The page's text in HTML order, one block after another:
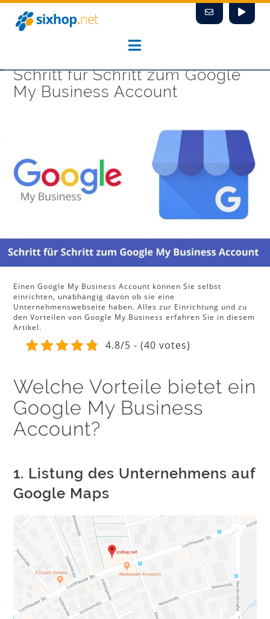
Zum
Inhalt
springen
Schritt für Schritt zum Google
My Business Account
Einen Google My Business Account können Sie selbst
einrichten, unabhängig davon ob sie eine
Unternehmenswebseite haben. Alles zur Einrichtung und zu
den Vorteilen von Google My Business erfahren Sie in diesem
Artikel.
4.8/5 - (40 votes)
Welche Vorteile bietet ein
Google My Business
Account?
1. Listung des Unternehmens auf
Google Maps